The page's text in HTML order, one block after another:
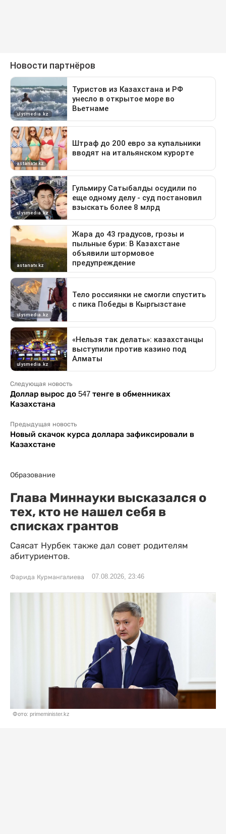
Следующая новость
Доллар вырос до 547 тенге в обменниках
Казахстана
Предыдущая новость
Новый скачок курса доллара зафиксировали в
Казахстане
Образование
Глава Миннауки высказался о
тех, кто не нашел себя в
списках грантов
Саясат Нурбек также дал совет родителям
абитуриентов.
Фарида Курмангалиева 07.08.2026, 23:46
Фото: primeminister.kz